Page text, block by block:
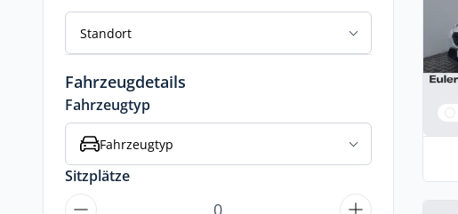
Standort
Fahrzeugdetails
Fahrzeugtyp
Fahrzeugtyp
Sitzplätze